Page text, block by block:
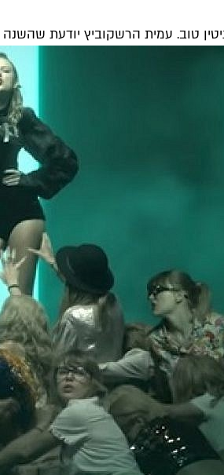
טוב. עמית הרשקוביץ יודעת